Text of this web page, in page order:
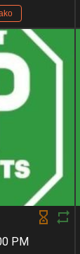
PM